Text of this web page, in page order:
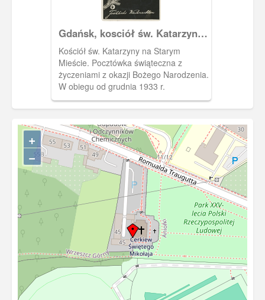
Gdańsk, kosciół św. Katarzyny,
Danzig Die St. Katharinenkirche
Kościół św. Katarzyny na Starym
Mieście. Pocztówka świąteczna z
życzeniami z okazji Bożego Narodzenia.
W obiegu od grudnia 1933 r.
+
−